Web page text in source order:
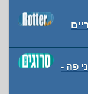
פה -